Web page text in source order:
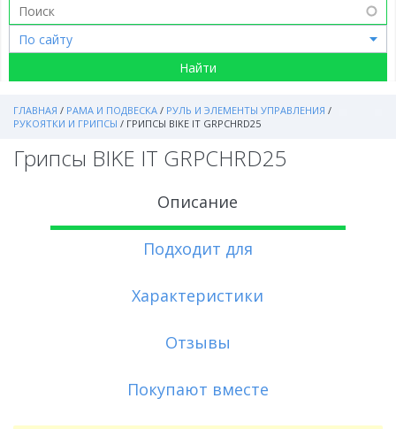
ГЛАВНАЯ / РАМА И ПОДВЕСКА / РУЛЬ И ЭЛЕМЕНТЫ УПРАВЛЕНИЯ /
РУКОЯТКИ И ГРИПСЫ / ГРИПСЫ BIKE IT GRPCHRD25
Грипсы BIKE IT GRPCHRD25
Описание
Подходит для
Характеристики
Отзывы
Покупают вместе